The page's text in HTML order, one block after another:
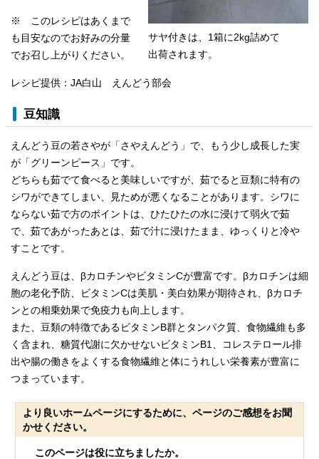
サヤ付きは、1箱に2kg詰めて
出荷されます。
※ このレシピはあくまで
も目安なのでお好みの分量
でお召し上がりください。
レシピ提供：JA白山 えんどう部会
豆知識
えんどう豆の若さやが「さやえんどう」で、もう少し成長した実
が「グリーンピース」です。
どちらも茹でて食べると美味しいですが、茹でると豆類に特有の
シワができてしまい、見ためが悪くなることがあります。シワに
ならない茹で方のポイントは、ひたひたの水に浸けて弱火で茹
で、茹であがったあとは、茹で汁に浸けたまま、ゆっくりと冷や
すことです。
えんどう豆は、βカロチンやビタミンCが豊富です。βカロチンは細
胞の老化予防、ビタミンCは美肌・美白効果が期待され、βカロチ
ンとの相乗効果で免疫力も向上します。
また、豆類の特徴であるビタミンB群とタンパク質、食物繊維も多
く含まれ、糖質代謝に欠かせないビタミンB1、コレステロール排
出や腸の働きをよくする食物繊維と体にうれしい栄養素が豊富に
つまっています。
より良いホームページにするために、ページのご感想をお聞
かせください。
このページは役に立ちましたか。